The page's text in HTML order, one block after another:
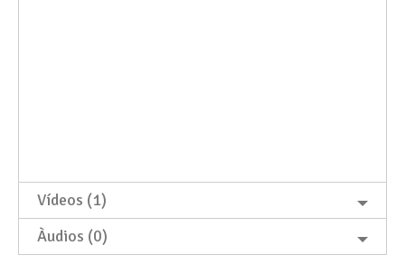
Vídeos (1)
Àudios (0)